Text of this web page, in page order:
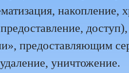
накопление,
предоставляющим
уничтожение.